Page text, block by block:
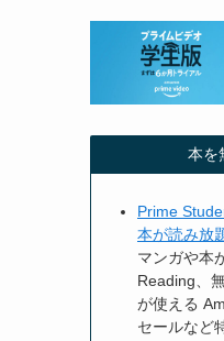
本を
Prime
本が読み放
マンガや本
Reading、
が使える
セールなど